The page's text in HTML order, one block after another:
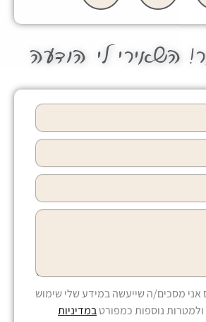
השאירי לי הודעה
מסכים/ה שייעשה במידע שלי שימוש
ולמטרות נוספות כמפורטבמדיניות